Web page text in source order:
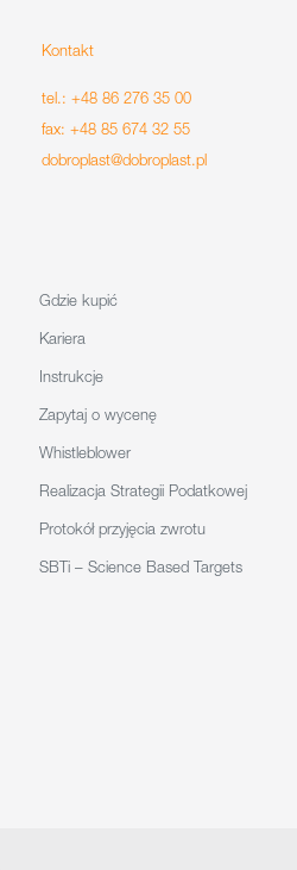
Kontakt
tel.: +48 86 276 35 00
fax: +48 85 674 32 55
dobroplast@dobroplast.pl
Gdzie kupić
Kariera
Instrukcje
Zapytaj o wycenę
Whistleblower
Realizacja Strategii Podatkowej
Protokół przyjęcia zwrotu
SBTi – Science Based Targets